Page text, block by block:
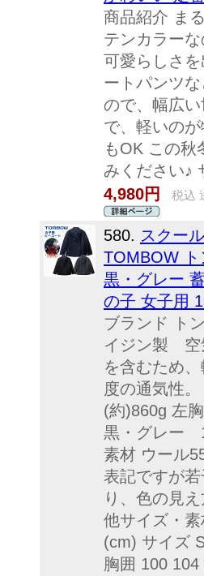
商品紹介 ま
テンカラー
可愛らしさ
ートパンツ
ので、幅広
で、軽いの
もOK この秋
みください♪
4,980円
税込
580. スクー
TOMBOW
黒・グレー
の子 女子用
ブランド ト
イジン製 空
を含むため
度の通気性
(約)860g 左
黒・グレー
素材 ウール
表記ですが
り、色の見
他サイズ・
(cm) サイズ
胸囲 100